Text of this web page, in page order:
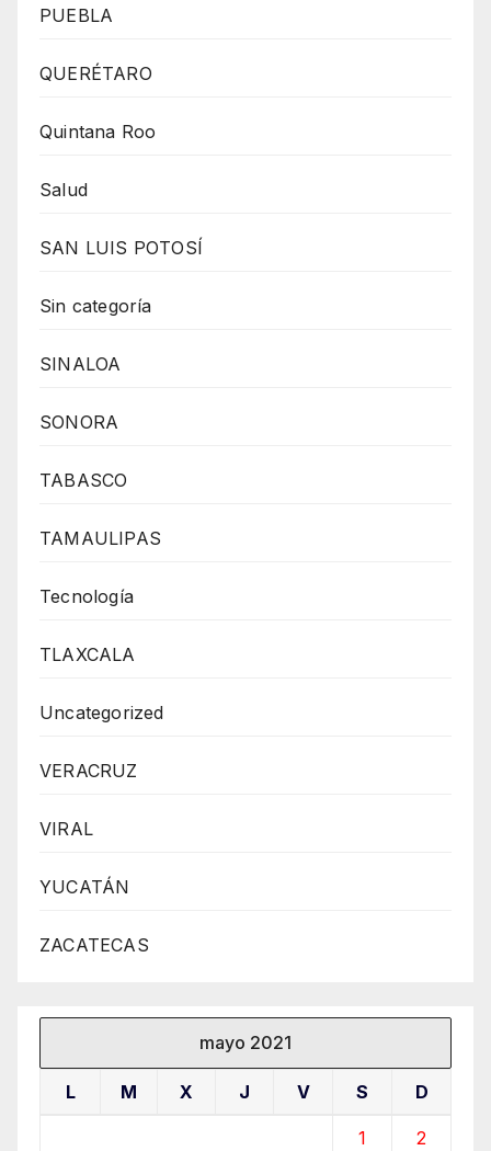
PUEBLA
QUERÉTARO
Quintana Roo
Salud
SAN LUIS POTOSÍ
Sin categoría
SINALOA
SONORA
TABASCO
TAMAULIPAS
Tecnología
TLAXCALA
Uncategorized
VERACRUZ
VIRAL
YUCATÁN
ZACATECAS
mayo 2021
L M X J V S D
1 2